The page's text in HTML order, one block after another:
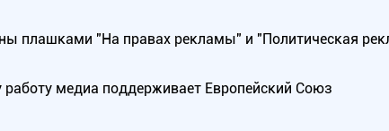
плашками "На правах рекламы" и "Политическая
работу медиа поддерживает Европейский Союз